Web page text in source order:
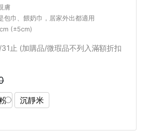
膚
包巾、餵奶巾，居家外出都適用
(±5cm)
止 (加購品/微瑕品不列入滿額折扣
沉靜米